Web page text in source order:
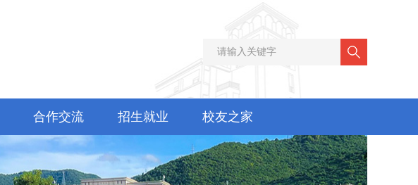
合作交流 招生就业 校友之家